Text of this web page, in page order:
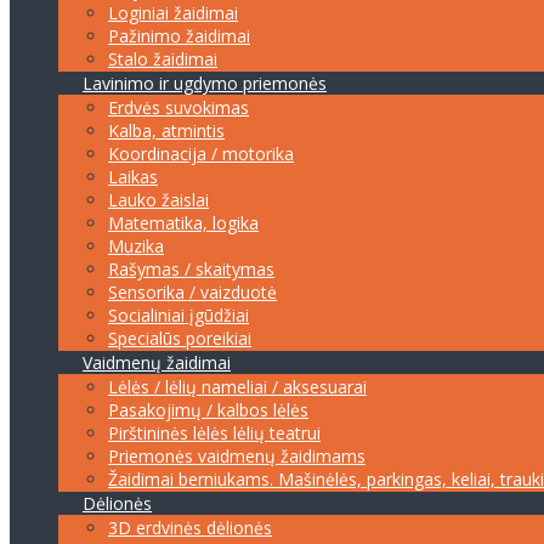
Loginiai žaidimai
Pažinimo žaidimai
Stalo žaidimai
Lavinimo ir ugdymo priemonės
Erdvės suvokimas
Kalba, atmintis
Koordinacija / motorika
Laikas
Lauko žaislai
Matematika, logika
Muzika
Rašymas / skaitymas
Sensorika / vaizduotė
Socialiniai įgūdžiai
Specialūs poreikiai
Vaidmenų žaidimai
Lėlės / lėlių nameliai / aksesuarai
Pasakojimų / kalbos lėlės
Pirštininės lėlės lėlių teatrui
Priemonės vaidmenų žaidimams
Žaidimai berniukams. Mašinėlės, parkingas, keliai,
Dėlionės
3D erdvinės dėlionės